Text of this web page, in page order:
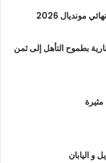
مونديال 2026
بطموح التأهل إلى ثمن
مثيرة
و اليابان